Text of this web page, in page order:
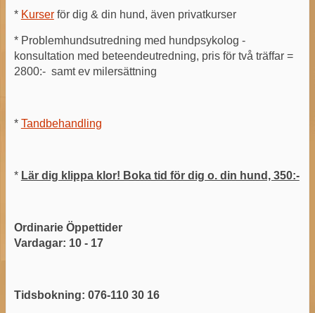
* Kurserför dig & din hund, även privatkurser
* Problemhundsutredning med hundpsykolog -
konsultation med beteendeutredning, pris för två träffar =
2800:- samt ev milersättning
* Tandbehandling
* Lär dig klippa klor! Boka tid för dig o. din hund, 350:-
Ordinarie Öppettider
Vardagar: 10 - 17
Tidsbokning: 076-110 30 16